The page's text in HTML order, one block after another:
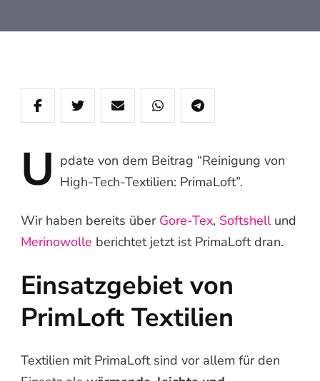
U pdate von dem Beitrag “Reinigung von
High-Tech-Textilien: PrimaLoft”.
Wir haben bereits über Gore-Tex, Softshellund
Merinowolle berichtet jetzt ist PrimaLoft dran.
Einsatzgebiet von
PrimLoft Textilien
Textilien mit PrimaLoft sind vor allem für den